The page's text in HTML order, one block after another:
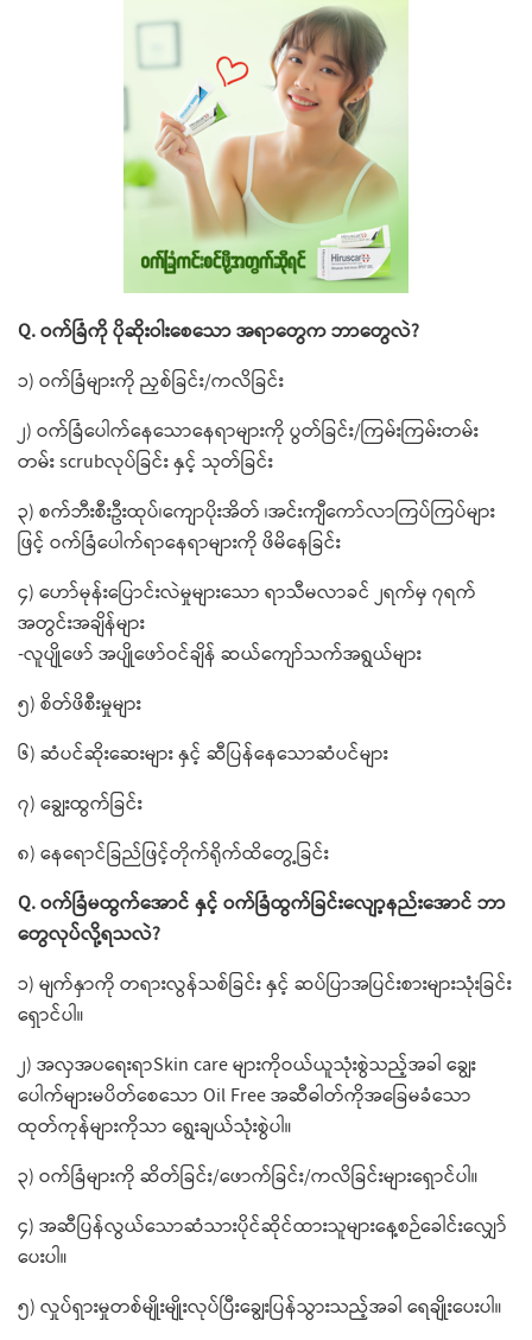
Q. ဝက်ခြံကို ပိုဆိုးဝါး​စေ​သော အရာ​တွေက ဘာ​တွေလဲ?
၁) ဝက်ခြံများကို ညှစ်ခြင်း/ကလိခြင်း
၂) ဝက်ခြံ​ပေါက်​နေ​သော​နေရာများကို ပွတ်ခြင်း/ကြမ်းကြမ်းတမ်း
တမ်း scrubလုပ်ခြင်း နှင့် သုတ်ခြင်း
၃) စက်ဘီးစီးဦးထုပ်၊​ကျောပိုးအိတ် ၊အင်းကျီ​ကော်လာကြပ်ကြပ်များ
ဖြင့် ဝက်ခြံ​​ပေါက်ရာ​နေရာများကို ဖိမိ​နေခြင်း
၄) ဟော်မုန်း​ပြောင်းလဲမှုများ​သော ရာသီမလာခင် ၂ရက်မှ ၇ရက်
အတွင်းအချိန်များ
-လူပျို​ဖော် အပျို​ဖော်ဝင်ချိန် ဆယ်​ကျော်သက်အရွယ်များ
၅) စိတ်ဖိစီးမှုများ
၆) ဆံပင်ဆိုး​ဆေးများ နှင့် ဆီပြန်​နေ​သောဆံပင်များ
၇) ချွေးထွက်ခြင်း
၈) နေ​ရောင်ခြည်ဖြင့်တိုက်ရိုက်ထိ​တွေ့ခြင်း
Q. ဝက်ခြံမထွက်​အောင် နှင့် ဝက်ခြံထွက်ခြင်းလျော့နည်း​အောင် ဘာ​
တွေလုပ်လို့ရသလဲ?
၁) မျက်နှာကို တရားလွန်​သစ်ခြင်း နှင့် ဆပ်ပြာအပြင်းစားများသုံးခြင်း​​
ရှောင်ပါ။
၂) အလှအပ​ရေးရာSkin care များကိုဝယ်ယူသုံးစွဲသည့်အခါ ​ချွေး​
ပေါက်များမပိတ်​စေ​သော Oil Free အဆီဓါတ်ကိုအ​ခြေမခံ​သော
ထုတ်ကုန်များကိုသာ ​ရွေးချယ်သုံးစွဲပါ။
၃) ဝက်ခြံများကို ဆိတ်ခြင်း/​ဖောက်ခြင်း/ကလိခြင်းများ​ရှောင်ပါ။
၄) အဆီပြန်လွယ်​သောဆံသားပိုင်ဆိုင်ထားသူများ​နေ့စဉ်ခေါင်း​လျှော်​
ပေးပါ။
၅) လှုပ်ရှားမှုတစ်မျိုးမျိုးလုပ်ပြီး​ချွေးပြန်သွားသည့်အခါ ​ရေချိုး​ပေးပါ။